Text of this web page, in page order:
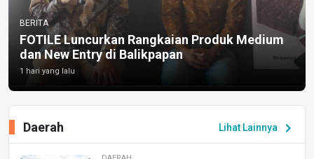
BERITA
FOTILE Luncurkan Rangkaian Produk Medium
dan New Entry di Balikpapan
1 hari yang lalu
Lihat Lainnya chevron_right
Daerah